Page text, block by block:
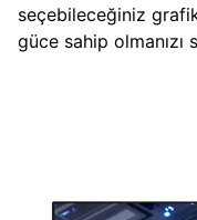
seçebileceğiniz
güce sahip olmanızı